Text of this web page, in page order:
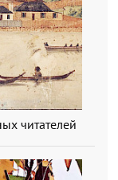
читателей